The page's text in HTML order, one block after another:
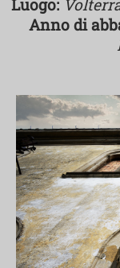
Luogo:
Anno di